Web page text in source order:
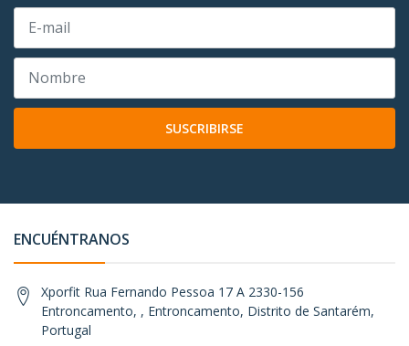
SUSCRIBIRSE
ENCUÉNTRANOS
Xporfit Rua Fernando Pessoa 17 A 2330-156
Entroncamento, , Entroncamento, Distrito de Santarém,
Portugal